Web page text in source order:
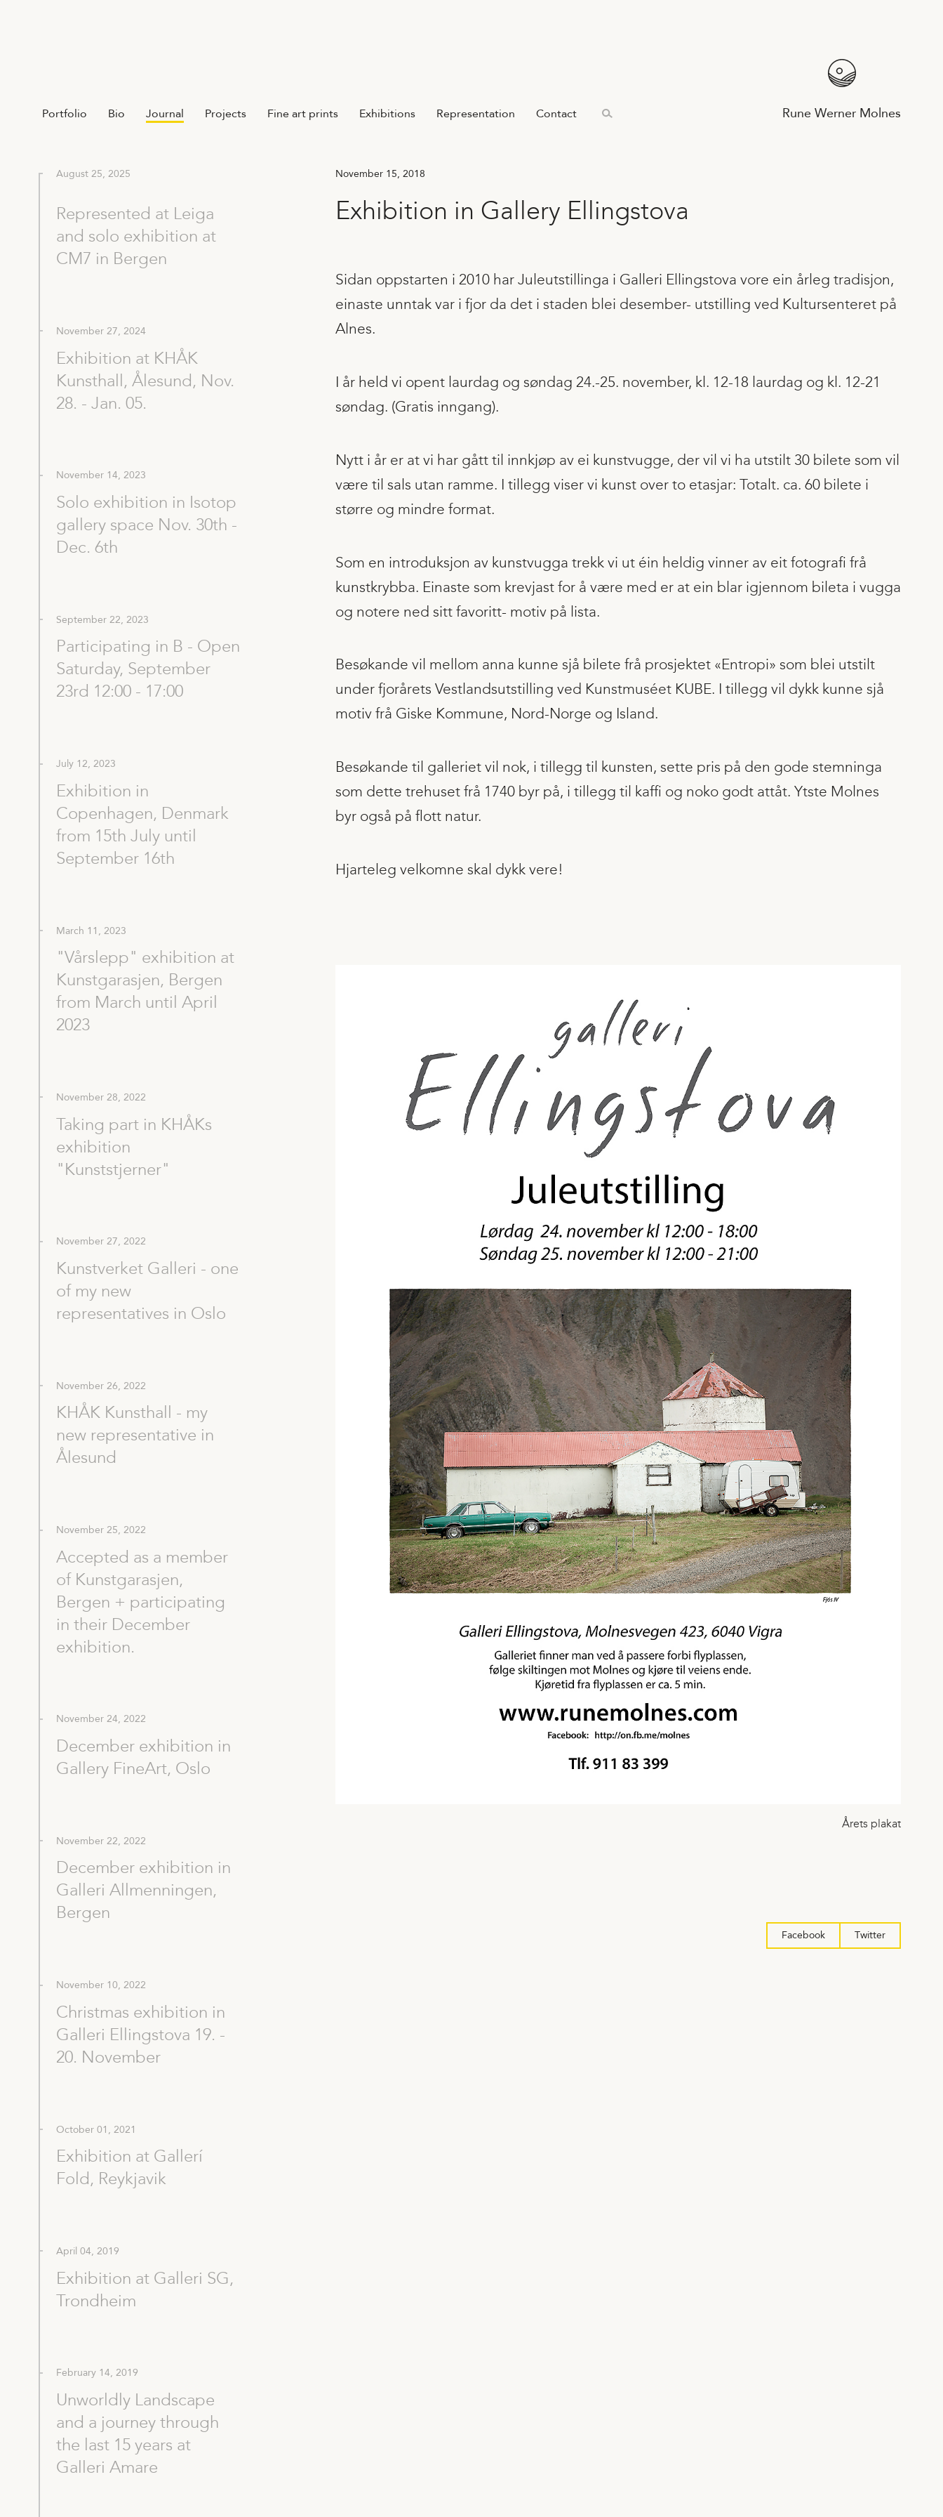
Rune Werner Molnes
Portfolio Bio Journal Projects Fine art prints Exhibitions Representation Contact
August 25, 2025
Represented at Leiga
and solo exhibition at
CM7 in Bergen
November 27, 2024
Exhibition at KHÅK
Kunsthall, Ålesund, Nov.
28. - Jan. 05.
November 14, 2023
Solo exhibition in Isotop
gallery space Nov. 30th -
Dec. 6th
September 22, 2023
Participating in B - Open
Saturday, September
23rd 12:00 - 17:00
July 12, 2023
Exhibition in
Copenhagen, Denmark
from 15th July until
September 16th
March 11, 2023
"Vårslepp" exhibition at
Kunstgarasjen, Bergen
from March until April
2023
November 28, 2022
Taking part in KHÅKs
exhibition
"Kunststjerner"
November 27, 2022
Kunstverket Galleri - one
of my new
representatives in Oslo
November 26, 2022
KHÅK Kunsthall - my
new representative in
Ålesund
November 25, 2022
Accepted as a member
of Kunstgarasjen,
Bergen + participating
in their December
exhibition.
November 24, 2022
December exhibition in
Gallery FineArt, Oslo
November 22, 2022
December exhibition in
Galleri Allmenningen,
Bergen
November 10, 2022
Christmas exhibition in
Galleri Ellingstova 19. -
20. November
October 01, 2021
Exhibition at Gallerí
Fold, Reykjavik
April 04, 2019
Exhibition at Galleri SG,
Trondheim
February 14, 2019
Unworldly Landscape
and a journey through
the last 15 years at
Galleri Amare
November 15, 2018
Exhibition in Gallery Ellingstova
Sidan oppstarten i 2010 har Juleutstillinga i Galleri Ellingstova vore ein årleg tradisjon,
einaste unntak var i fjor da det i staden blei desember- utstilling ved Kultursenteret på
Alnes.
I år held vi opent laurdag og søndag 24.-25. november, kl. 12-18 laurdag og kl. 12-21
søndag. (Gratis inngang).
Nytt i år er at vi har gått til innkjøp av ei kunstvugge, der vil vi ha utstilt 30 bilete som vil
være til sals utan ramme. I tillegg viser vi kunst over to etasjar: Totalt. ca. 60 bilete i
større og mindre format.
Som en introduksjon av kunstvugga trekk vi ut éin heldig vinner av eit fotografi frå
kunstkrybba. Einaste som krevjast for å være med er at ein blar igjennom bileta i vugga
og notere ned sitt favoritt- motiv på lista.
Besøkande vil mellom anna kunne sjå bilete frå prosjektet «Entropi» som blei utstilt
under fjorårets Vestlandsutstilling ved Kunstmuséet KUBE. I tillegg vil dykk kunne sjå
motiv frå Giske Kommune, Nord-Norge og Island.
Besøkande til galleriet vil nok, i tillegg til kunsten, sette pris på den gode stemninga
som dette trehuset frå 1740 byr på, i tillegg til kaffi og noko godt attåt. Ytste Molnes
byr også på flott natur.
Hjarteleg velkomne skal dykk vere!
Årets plakat
Twitter
Facebook